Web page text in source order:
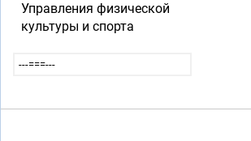
Управления физической
культуры и спорта
---===---